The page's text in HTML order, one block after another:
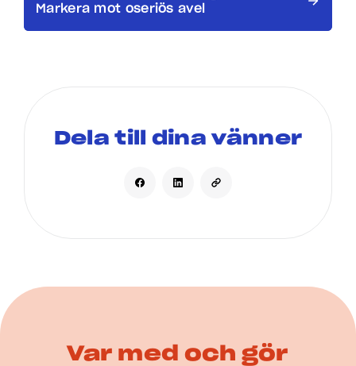
Markera mot oseriös avel
Dela till dina vänner
Var med och gör